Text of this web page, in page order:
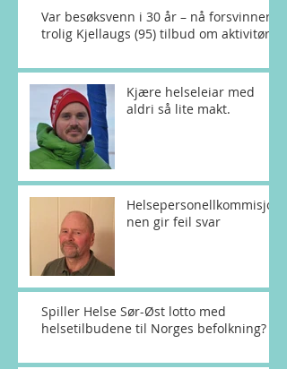
Var besøksvenn i 30 år – nå forsvinner
trolig Kjellaugs (95) tilbud om aktivitør
Kjære helseleiar med
aldri så lite makt.
Helsepersonellkommisjo
nen gir feil svar
Spiller Helse Sør-Øst lotto med
helsetilbudene til Norges befolkning?